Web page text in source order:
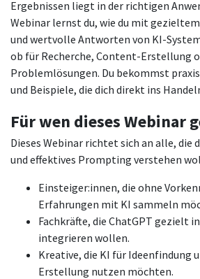
Ergebnissen liegt in der richtigen
Webinar lernst du, wie du mit
und wertvolle Antworten von KI-
ob für Recherche, Content-Erstellung
Problemlösungen. Du bekommst
und Beispiele, die dich direkt ins
Für wen dieses Webinar
Dieses Webinar richtet sich an alle, die
und effektives Prompting verstehen
Einsteiger:innen, die ohne
Erfahrungen mit KI sammeln
Fachkräfte, die ChatGPT gezielt
integrieren wollen.
Kreative, die KI für Ideenfindung
Erstellung nutzen möchten.